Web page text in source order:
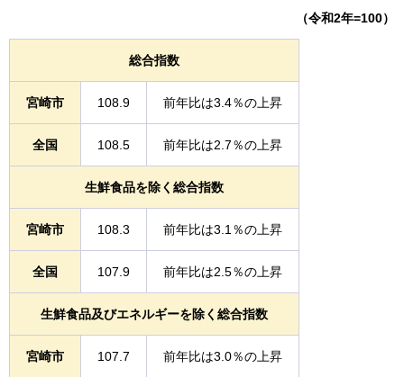
（令和2年=100）
総合指数
宮崎市 108.9 前年比は3.4％の上昇
全国 108.5 前年比は2.7％の上昇
生鮮食品を除く総合指数
宮崎市 108.3 前年比は3.1％の上昇
全国 107.9 前年比は2.5％の上昇
生鮮食品及びエネルギーを除く総合指数
宮崎市 107.7 前年比は3.0％の上昇